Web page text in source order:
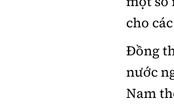
cho
Đồng
nước
Nam